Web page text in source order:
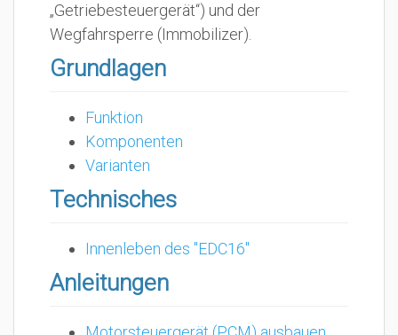
„Getriebesteuergerät“) und der
Wegfahrsperre (Immobilizer).
Grundlagen
Funktion
Komponenten
Varianten
Technisches
Innenleben des "EDC16"
Anleitungen